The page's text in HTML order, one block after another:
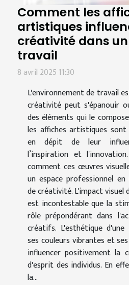
Comment les
artistiques
créativité dans
travail
8 avril 2025 11:30
L'environnement de travail
créativité peut s'épanouir
des éléments qui le
les affiches artistiques
en dépit de leur
l’inspiration et
comment ces œuvres
un espace professionnel
de créativité. L'impact visuel
est incontestable que la
rôle prépondérant dans
créatifs. L'esthétique
ses couleurs vibrantes et
influencer positivement la
d'esprit des individus. En
la...